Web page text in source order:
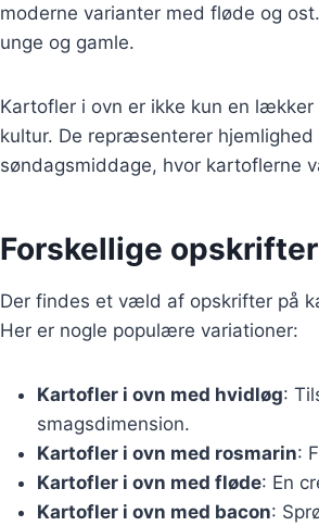
moderne varianter med fløde og
unge og gamle.
Kartofler i ovn er ikke kun en
kultur. De repræsenterer
søndagsmiddage, hvor kartoflerne
Forskellige
Der findes et væld af opskrifter på
Her er nogle populære variationer:
Kartofler i ovn med hvidløg:
smagsdimension.
Kartofler i ovn med rosmarin:
Kartofler i ovn med fløde: En
Kartofler i ovn med bacon: